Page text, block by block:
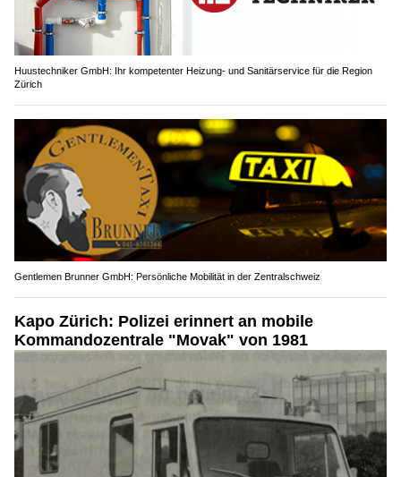
Huustechniker GmbH: Ihr kompetenter Heizung- und Sanitärservice für die Region
Zürich
Gentlemen Brunner GmbH: Persönliche Mobilität in der Zentralschweiz
Kapo Zürich: Polizei erinnert an mobile
Kommandozentrale "Movak" von 1981